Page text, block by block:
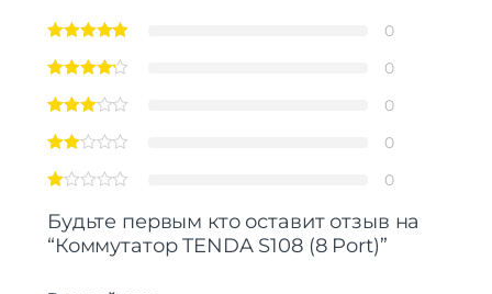
0
0
0
0
0
Будьте первым кто оставит отзыв на
“Коммутатор TENDA S108 (8 Port)”